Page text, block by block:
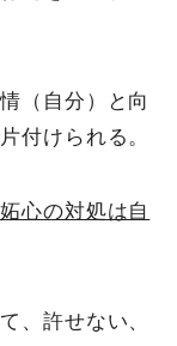
（自分）と向
付けられる。
心の対処は自
、許せない、